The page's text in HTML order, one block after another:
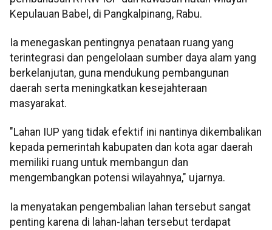
Kepulauan Babel, di Pangkalpinang, Rabu.
Ia menegaskan pentingnya penataan ruang yang
terintegrasi dan pengelolaan sumber daya alam yang
berkelanjutan, guna mendukung pembangunan
daerah serta meningkatkan kesejahteraan
masyarakat.
"Lahan IUP yang tidak efektif ini nantinya dikembalikan
kepada pemerintah kabupaten dan kota agar daerah
memiliki ruang untuk membangun dan
mengembangkan potensi wilayahnya," ujarnya.
Ia menyatakan pengembalian lahan tersebut sangat
penting karena di lahan-lahan tersebut terdapat